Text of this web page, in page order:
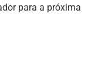
para a próxima